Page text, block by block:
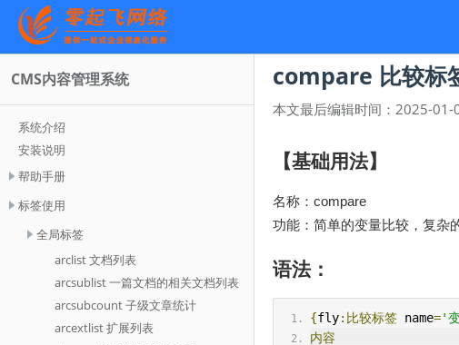
CMS内容管理系统
系统介绍
安装说明
帮助手册
标签使用
全局标签
arclist 文档列表
arcsublist 一篇文档的相关文档列表
arcsubcount 子级文章统计
arcextlist 扩展列表
compare 比较标
本文最后编辑时间： 2025-01-
【基础用法】
名称：compare
功能：简单的变量比较，复杂
语法：
{fly:比较标签 name='
内容